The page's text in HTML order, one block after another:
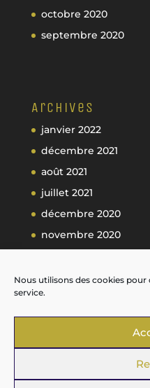
Nous utilisons des cookies
service.
octobre 2020
septembre 2020
Archives
janvier 2022
décembre 2021
août 2021
juillet 2021
décembre 2020
novembre 2020
septembre 2020